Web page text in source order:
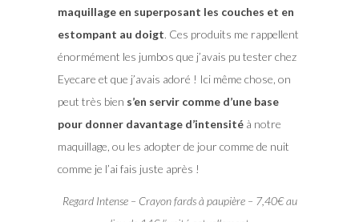
maquillage en superposant les couches et en
estompant au doigt. Ces produits me rappellent
énormément les jumbos que j’avais pu tester chez
Eyecare et que j’avais adoré ! Ici même chose, on
peut très bien s’en servir comme d’une base
pour donner davantage d’intensitéà notre
maquillage, ou les adopter de jour comme de nuit
comme je l’ai fais juste après !
Regard Intense – Crayon fards à paupière – 7,40€ au